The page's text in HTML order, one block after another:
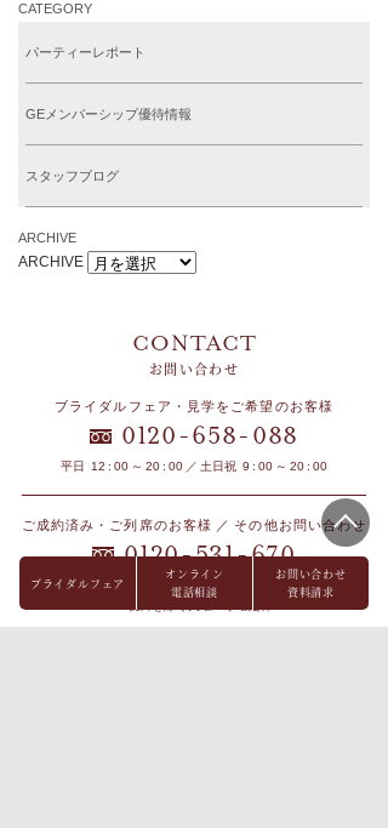
CATEGORY
パーティーレポート
GEメンバーシップ優待情報
スタッフブログ
ARCHIVE
ARCHIVE
お問い合わせ
ブライダルフェア・見学をご希望のお客様
0120 -658- 088
平日 12 : 00 ～ 20 : 00 ／ 土日祝 9 : 00 ～ 20 : 00
ご成約済み・ご列席のお客様 ／ その他お問い合わせ
0120-531-670
平日 12 : 00 ～ 19 : 00 ／ 土日祝 9 : 00 ～ 19 : 00
ブライダルフェア
オンライン
電話相談
お問い合わせ
資料請求